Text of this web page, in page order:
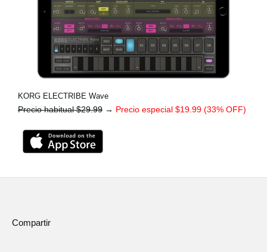
KORG ELECTRIBE Wave
Precio habitual $29.99 → Precio especial $19.99 (33% OFF)
Compartir